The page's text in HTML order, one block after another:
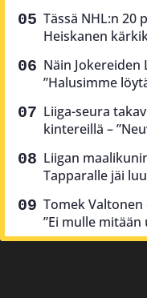
Tässä NHL:n 20
Heiskanen
Näin
”Halusimme
Liiga-seura
kintereillä –
Liigan
Tapparalle jäi
Tomek
”Ei mulle mitään